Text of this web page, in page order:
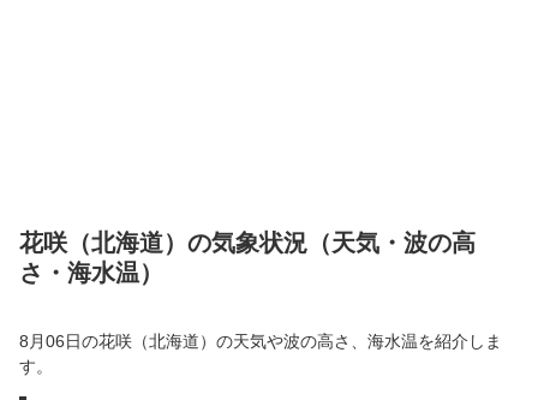
花咲（北海道）の気象状況（天気・波の高
さ・海水温）
8月06日の花咲（北海道）の天気や波の高さ、海水温を紹介しま
す。